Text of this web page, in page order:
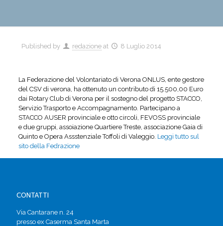
Published by redazione at 8 Luglio 2014
La Federazione del Volontariato di Verona ONLUS, ente gestore
del CSV di verona, ha ottenuto un contributo di 15.500,00 Euro
dai Rotary Club di Verona per il sostegno del progetto STACCO,
Servizio Trasporto e Accompagnamento. Partecipano a
STACCO AUSER provinciale e otto circoli, FEVOSS provinciale
e due gruppi, assoiazione Quartiere Treste, associazione Gaia di
Quinto e Opera Assstenziale Toffoli di Valeggio. Leggi tutto sul
sito della Fedrazione
CONTATTI
Via Cantarane n. 24
presso ex Caserma Santa Marta